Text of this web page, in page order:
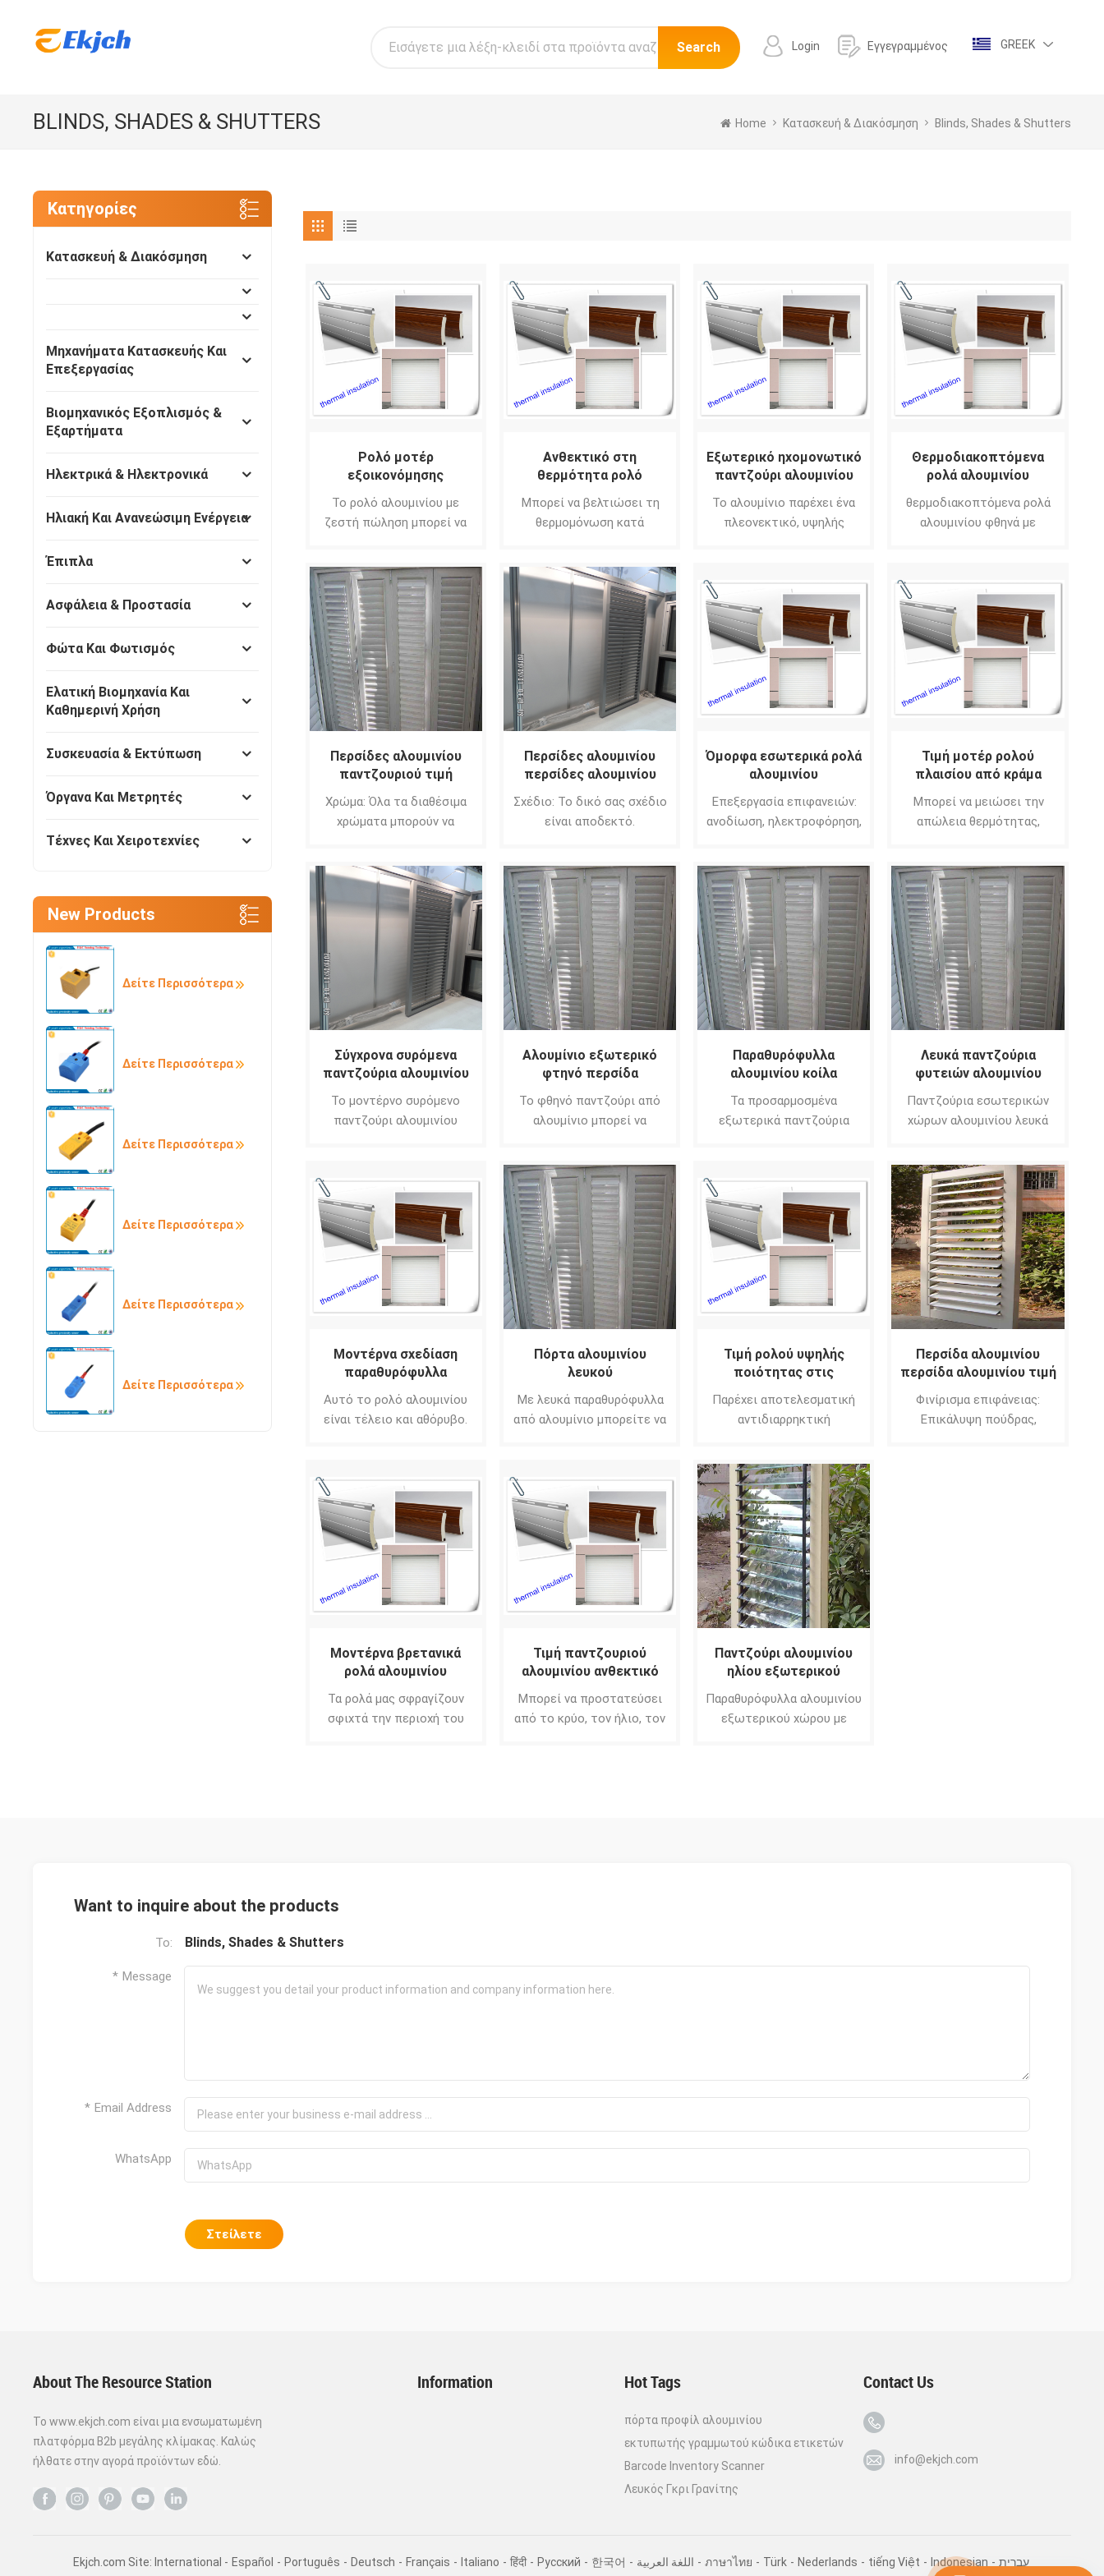
GREEK
Login Εγγεγραμμένος
Search
BLINDS, SHADES & SHUTTERS Home Κατασκευή & Διακόσμηση Blinds, Shades & Shutters
Ρολό μοτέρ
εξοικονόμησης
ενέργειας
Το ρολό αλουμινίου με
ζεστή πώληση μπορεί να
κόστος ενέργειας.
Ανθεκτικό στη
θερμότητα ρολό
Μπορεί να βελτιώσει τη
θερμομόνωση κατά
κύριο καύσιμο και να
μειώσει τον εξωτερικό
θόρυβο έως και 10
ντεσιμπέλ.
Εξωτερικό ηχομονωτικό
παντζούρι αλουμινίου
Το αλουμίνιο παρέχει ένα
πλεονεκτικό, υψηλής
και μεγαλύτερη διάρκεια
ζωής του προϊόντος.
Θερμοδιακοπτόμενα
ρολά αλουμινίου
θερμοδιακοπτόμενα ρολά
αλουμινίου φθηνά με
κλειδαριάς. Μόλις κλείσει,
δεν μπορείτε να ανοίξετε
από έξω
Περσίδες αλουμινίου
παντζουριού τιμή
Χρώμα: Όλα τα διαθέσιμα
χρώματα μπορούν να
Περσίδες αλουμινίου
περσίδες αλουμινίου
Φιλιππίνες
Σχέδιο: Το δικό σας σχέδιο
είναι αποδεκτό.
Όμορφα εσωτερικά ρολά
αλουμινίου
Επεξεργασία επιφανειών:
ανοδίωση, ηλεκτροφόρηση,
χρώματος κ.λπ.
Τιμή μοτέρ ρολού
πλαισίου από κράμα
Μπορεί να μειώσει την
απώλεια θερμότητας,
Σύγχρονα συρόμενα
παντζούρια αλουμινίου
Το μοντέρνο συρόμενο
παντζούρι αλουμινίου
απορρόφηση του θορύβου
από την πόλη, το δρόμο
και την οδογέφυρα.
Αλουμίνιο εξωτερικό
φτηνό περσίδα
αλουμίνιο
Το φθηνό παντζούρι από
αλουμίνιο μπορεί να
το άμεσο ηλιακό φως.
Παραθυρόφυλλα
αλουμινίου κοίλα
προσαρμοσμένα
φιλιππίνες τιμή
Τα προσαρμοσμένα
εξωτερικά παντζούρια
απορρόφηση του θορύβου
από την πόλη, το δρόμο
και την οδογέφυρα.
Λευκά παντζούρια
φυτειών αλουμινίου
Παντζούρια εσωτερικών
χώρων αλουμινίου λευκά
υλικό
Μοντέρνα σχεδίαση
παραθυρόφυλλα
αλουμινίου σπιτιών
γκαραζόπορτες
τρινιδάδ
Αυτό το ρολό αλουμινίου
είναι τέλειο και αθόρυβο.
Πόρτα αλουμινίου
λευκού
παραθυρόφυλλου
Με λευκά παραθυρόφυλλα
από αλουμίνιο μπορείτε να
άμεσο ηλιακό φως
Τιμή ρολού υψηλής
ποιότητας στις
Παρέχει αποτελεσματική
αντιδιαρρηκτική
Περσίδα αλουμινίου
περσίδα αλουμινίου τιμή
Φιλιππίνες
Φινίρισμα επιφάνειας:
Επικάλυψη πούδρας,
Μοντέρνα βρετανικά
ρολά αλουμινίου
Τα ρολά μας σφραγίζουν
σφιχτά την περιοχή του
Τιμή παντζουριού
αλουμινίου ανθεκτικό
Ταμίλ
Μπορεί να προστατεύσει
από το κρύο, τον ήλιο, τον
Παντζούρι αλουμινίου
ηλίου εξωτερικού
χώρου παντζούρι upvc
Παραθυρόφυλλα αλουμινίου
εξωτερικού χώρου με
Κατηγορίες
Κατασκευή & Διακόσμηση
Μηχανήματα Κατασκευής Και
Επεξεργασίας
Βιομηχανικός Εξοπλισμός &
Εξαρτήματα
Ηλεκτρικά & Ηλεκτρονικά
Ηλιακή Και Ανανεώσιμη Ενέργεια
Έπιπλα
Ασφάλεια & Προστασία
Φώτα Και Φωτισμός
Ελατική Βιομηχανία Και
Καθημερινή Χρήση
Συσκευασία & Εκτύπωση
Όργανα Και Μετρητές
Τέχνες Και Χειροτεχνίες
New Products
Δείτε Περισσότερα
Δείτε Περισσότερα
Δείτε Περισσότερα
Δείτε Περισσότερα
Δείτε Περισσότερα
Δείτε Περισσότερα
Want to inquire about the products
To: Blinds, Shades & Shutters
* Message
* Email Address
WhatsApp
Στείλετε
About The Resource Station
Το www.ekjch.com είναι μια ενσωματωμένη
πλατφόρμα B2b μεγάλης κλίμακας. Καλώς
ήλθατε στην αγορά προϊόντων εδώ.
Information Hot Tags
πόρτα προφίλ αλουμινίου
εκτυπωτής γραμμωτού κώδικα ετικετών
Barcode Inventory Scanner
Λευκός Γκρι Γρανίτης
Contact Us
info@ekjch.com
Ekjch.com Site: International - Español - Português - Deutsch - Français - Italiano - हिंदी - Pусский - 한국어 - اللغة العربية - ภาษาไทย - Türk - Nederlands - tiếng Việt - Indonesian - עברית